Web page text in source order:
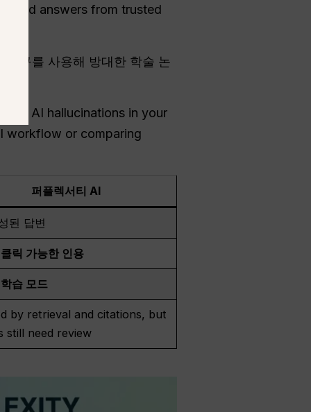
answers from trusted
도구를 사용해 방대한 학술 논
.
AI hallucinations in your
workflow or comparing
퍼플렉서티 AI
된 답변
릭 가능한 인용
습 모드
by retrieval and citations, but
still need review